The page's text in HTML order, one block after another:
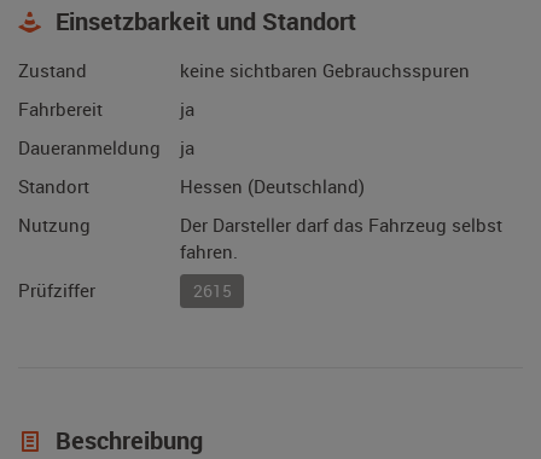
Einsetzbarkeit und Standort
Zustand
keine sichtbaren Gebrauchsspuren
Fahrbereit
ja
Daueranmeldung
ja
Standort
Hessen (Deutschland)
Nutzung
Der Darsteller darf das Fahrzeug selbst
fahren.
Prüfziffer
2615
Beschreibung